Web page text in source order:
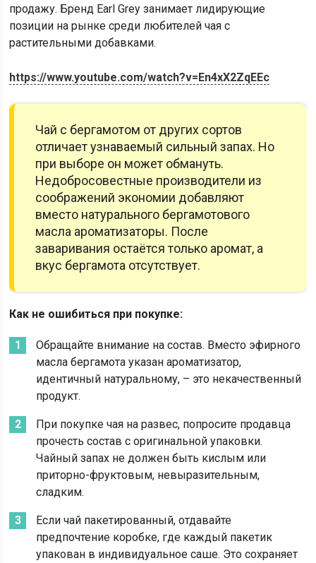
продажу. Бренд Earl Grey занимает лидирующие
позиции на рынке среди любителей чая с
растительными добавками.
https://www.youtube.com/watch?v=En4xX2ZqEEc
Чай с бергамотом от других сортов
отличает узнаваемый сильный запах. Но
при выборе он может обмануть.
Недобросовестные производители из
соображений экономии добавляют
вместо натурального бергамотового
масла ароматизаторы. После
заваривания остаётся только аромат, а
вкус бергамота отсутствует.
Как не ошибиться при покупке:
Обращайте внимание на состав. Вместо эфирного
масла бергамота указан ароматизатор,
идентичный натуральному, – это некачественный
продукт.
При покупке чая на развес, попросите продавца
прочесть состав с оригинальной упаковки.
Чайный запах не должен быть кислым или
приторно-фруктовым, невыразительным,
сладким.
Если чай пакетированный, отдавайте
предпочтение коробке, где каждый пакетик
упакован в индивидуальное саше. Это сохраняет